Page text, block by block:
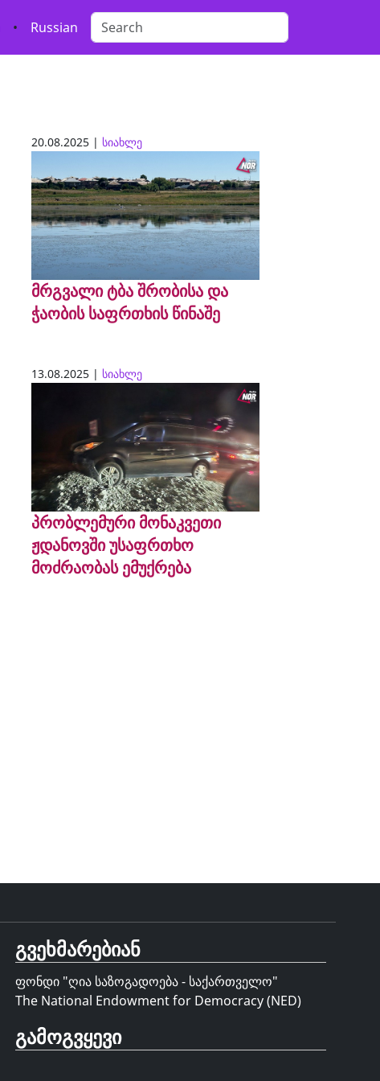
• Russian
20.08.2025 | სიახლე
მრგვალი ტბა შრობისა და
ჭაობის საფრთხის წინაშე
13.08.2025 | სიახლე
პრობლემური მონაკვეთი
ჟდანოვში უსაფრთხო
მოძრაობას ემუქრება
გვეხმარებიან
ფონდი "ღია საზოგადოება - საქართველო"
The National Endowment for Democracy (NED)
გამოგვყევი